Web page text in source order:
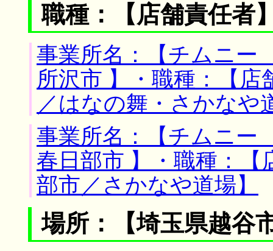
職種：【店舗責任者
事業所名：【チムニ
所沢市 】・職種：【店
／はなの舞・さかなや
事業所名：【チムニ
春日部市 】・職種：【
部市／さかなや道場】
場所：【埼玉県越谷